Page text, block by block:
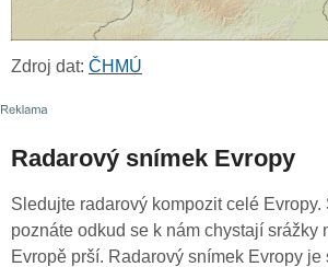
Zdroj dat: ČHMÚ
Radarový snímek Evropy
Sledujte radarový kompozit celé Evropy.
poznáte odkud se k nám chystají srážky
Evropě prší. Radarový snímek Evropy je